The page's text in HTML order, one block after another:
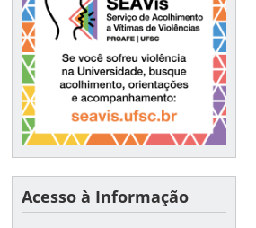
Acesso à Informação